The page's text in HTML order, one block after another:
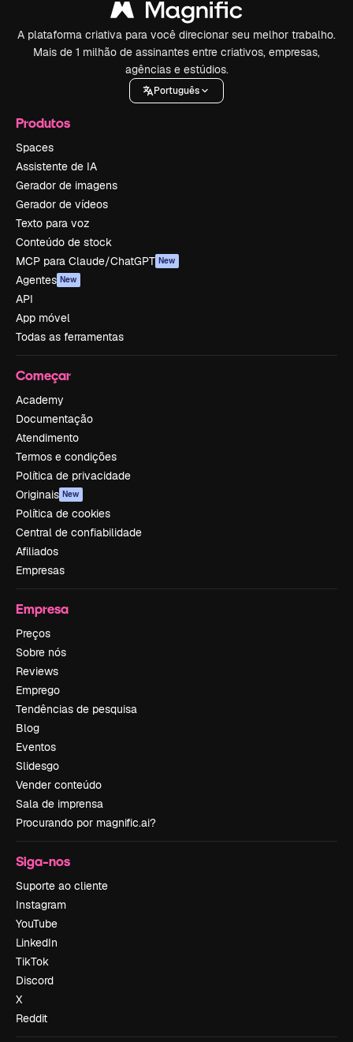
A plataforma criativa para você direcionar seu melhor trabalho.
Mais de 1 milhão de assinantes entre criativos, empresas,
agências e estúdios.
Português
Produtos
Spaces
Assistente de IA
Gerador de imagens
Gerador de vídeos
Texto para voz
Conteúdo de stock
MCP para Claude/ChatGPT New
Agentes New
API
App móvel
Todas as ferramentas
Começar
Academy
Documentação
Atendimento
Termos e condições
Política de privacidade
Originais New
Política de cookies
Central de confiabilidade
Afiliados
Empresas
Empresa
Preços
Sobre nós
Reviews
Emprego
Tendências de pesquisa
Blog
Eventos
Slidesgo
Vender conteúdo
Sala de imprensa
Procurando por magnific.ai?
Siga-nos
Suporte ao cliente
Instagram
YouTube
LinkedIn
TikTok
Discord
X
Reddit